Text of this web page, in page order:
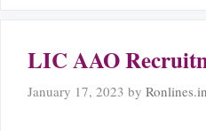
LIC AAO
January 17, 2023 by Ronlines.in